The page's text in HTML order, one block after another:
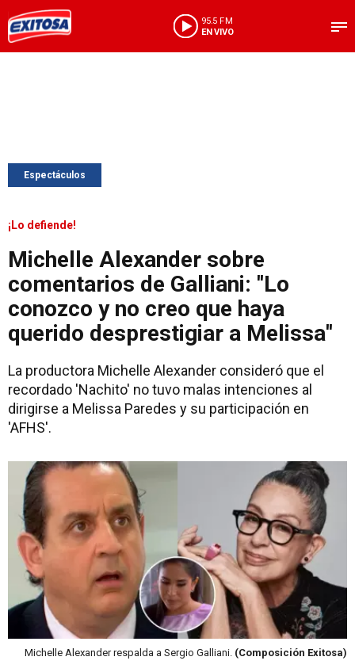
95.5 FM
EN VIVO
Espectáculos
¡Lo defiende!
Michelle Alexander sobre
comentarios de Galliani: ''Lo
conozco y no creo que haya
querido desprestigiar a Melissa''
La productora Michelle Alexander consideró que el
recordado 'Nachito' no tuvo malas intenciones al
dirigirse a Melissa Paredes y su participación en
'AFHS'.
Michelle Alexander respalda a Sergio Galliani. (Composición Exitosa)